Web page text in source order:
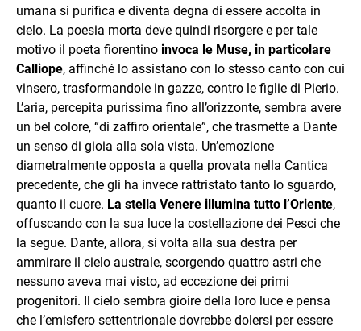
umana si purifica e diventa degna di essere accolta in
cielo. La poesia morta deve quindi risorgere e per tale
motivo il poeta fiorentino invoca le Muse, in particolare
Calliope, affinché lo assistano con lo stesso canto con cui
vinsero, trasformandole in gazze, contro le figlie di Pierio.
L’aria, percepita purissima fino all’orizzonte, sembra avere
un bel colore, “di zaffiro orientale”, che trasmette a Dante
un senso di gioia alla sola vista. Un’emozione
diametralmente opposta a quella provata nella Cantica
precedente, che gli ha invece rattristato tanto lo sguardo,
quanto il cuore. La stella Venere illumina tutto l’Oriente,
offuscando con la sua luce la costellazione dei Pesci che
la segue. Dante, allora, si volta alla sua destra per
ammirare il cielo australe, scorgendo quattro astri che
nessuno aveva mai visto, ad eccezione dei primi
progenitori. Il cielo sembra gioire della loro luce e pensa
che l’emisfero settentrionale dovrebbe dolersi per essere